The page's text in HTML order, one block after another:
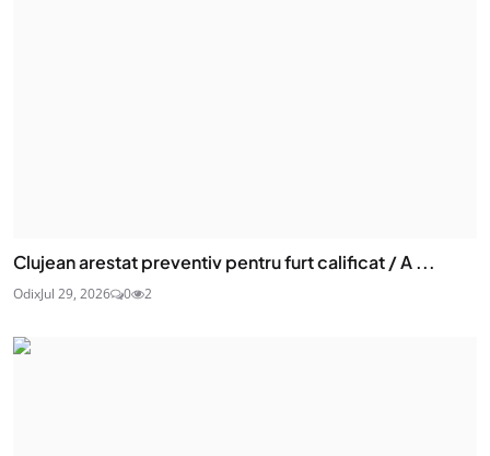
Clujean arestat preventiv pentru furt calificat / A ...
OdixJul 29, 2026 0 2